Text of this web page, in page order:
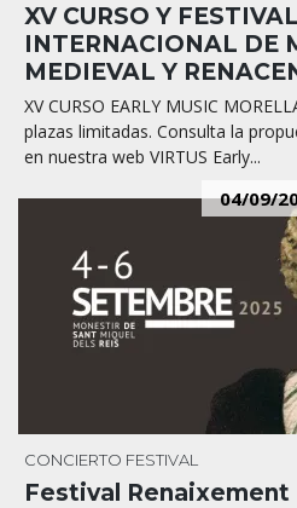
XV CURSO Y FESTIVAL
INTERNACIONAL DE
MEDIEVAL Y
XV CURSO EARLY MUSIC
plazas limitadas. Consulta la
en nuestra web VIRTUS Early...
04/09/
CONCIERTO FESTIVAL
Festival Renaixement